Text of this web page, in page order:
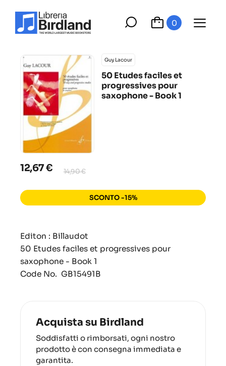
0
Guy Lacour
50 Etudes faciles et
progressives pour
saxophone - Book 1
12,67 € 14,90 €
SCONTO -15%
Editon : Billaudot
50 Etudes faciles et progressives pour
saxophone - Book 1
Code No. GB15491B
Acquista su Birdland
Soddisfatti o rimborsati, ogni nostro
prodotto è con consegna immediata e
garantita.